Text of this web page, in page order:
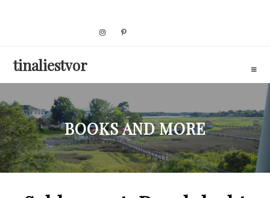
tinaliestvor
BOOKS AND MORE